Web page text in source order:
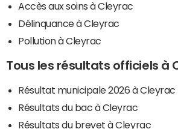
Accès aux soins à Cleyrac
Délinquance à Cleyrac
Pollution à Cleyrac
Tous les résultats officiels à
Résultat municipale 2026 à Cleyrac
Résultats du bac à Cleyrac
Résultats du brevet à Cleyrac